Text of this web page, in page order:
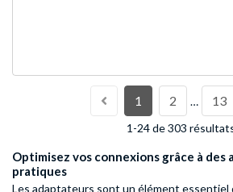
1 2 … 13
1-24 de 303
Optimisez vos connexions grâce à des
pratiques
Les adaptateurs sont un élément